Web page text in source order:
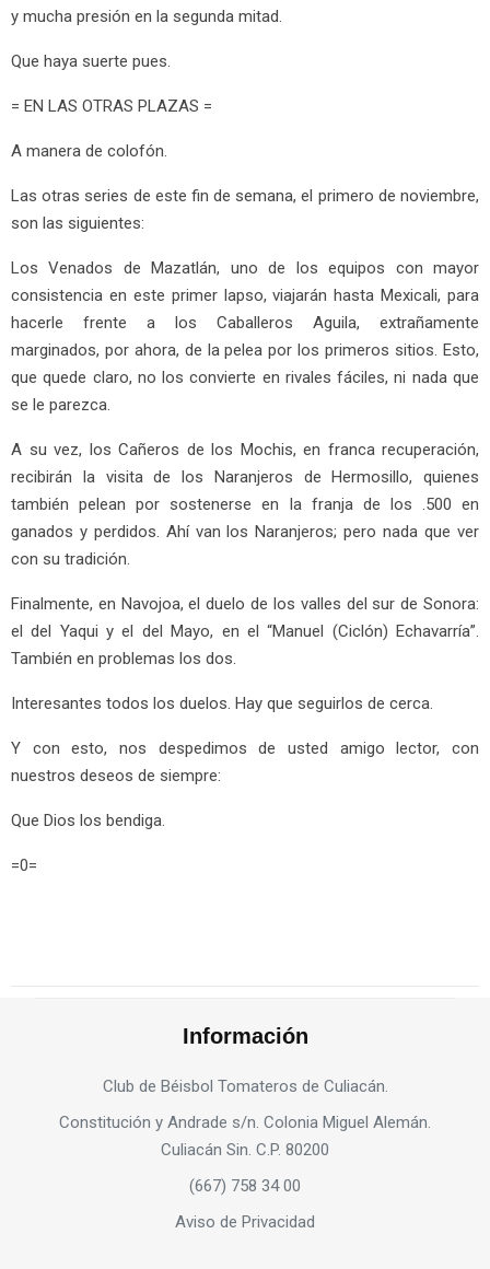
y mucha presión en la segunda mitad.
Que haya suerte pues.
= EN LAS OTRAS PLAZAS =
A manera de colofón.
Las otras series de este fin de semana, el primero de noviembre,
son las siguientes:
Los Venados de Mazatlán, uno de los equipos con mayor
consistencia en este primer lapso, viajarán hasta Mexicali, para
hacerle frente a los Caballeros Aguila, extrañamente
marginados, por ahora, de la pelea por los primeros sitios. Esto,
que quede claro, no los convierte en rivales fáciles, ni nada que
se le parezca.
A su vez, los Cañeros de los Mochis, en franca recuperación,
recibirán la visita de los Naranjeros de Hermosillo, quienes
también pelean por sostenerse en la franja de los .500 en
ganados y perdidos. Ahí van los Naranjeros; pero nada que ver
con su tradición.
Finalmente, en Navojoa, el duelo de los valles del sur de Sonora:
el del Yaqui y el del Mayo, en el “Manuel (Ciclón) Echavarría”.
También en problemas los dos.
Interesantes todos los duelos. Hay que seguirlos de cerca.
Y con esto, nos despedimos de usted amigo lector, con
nuestros deseos de siempre:
Que Dios los bendiga.
=0=
Información
Club de Béisbol Tomateros de Culiacán.
Constitución y Andrade s/n. Colonia Miguel Alemán.
Culiacán Sin. C.P. 80200
(667) 758 34 00
Aviso de Privacidad